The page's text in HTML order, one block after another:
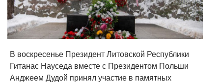
В воскресенье Президент Литовской Республики
Гитанас Науседа вместе с Президентом Польши
Анджеем Дудой принял участие в памятных